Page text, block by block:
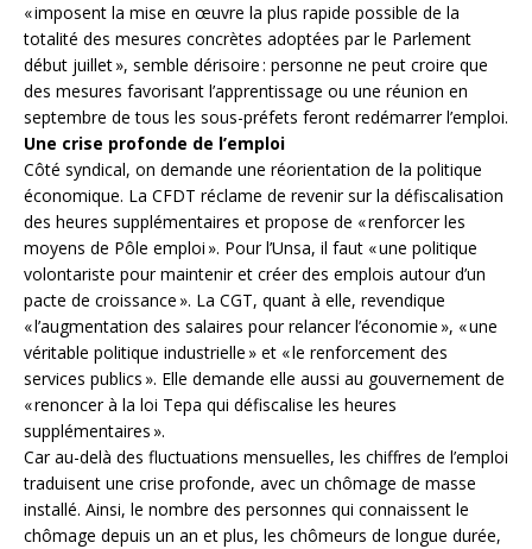
« imposent la mise en œuvre la plus rapide possible de la
totalité des mesures concrètes adoptées par le Parlement
début juillet », semble dérisoire : personne ne peut croire que
des mesures favorisant l’apprentissage ou une réunion en
septembre de tous les sous-préfets feront redémarrer l’emploi.
Une crise profonde de l’emploi
Côté syndical, on demande une réorientation de la politique
économique. La CFDT réclame de revenir sur la défiscalisation
des heures supplémentaires et propose de « renforcer les
moyens de Pôle emploi ». Pour l’Unsa, il faut « une politique
volontariste pour maintenir et créer des emplois autour d’un
pacte de croissance ». La CGT, quant à elle, revendique
« l’augmentation des salaires pour relancer l’économie », « une
véritable politique industrielle » et « le renforcement des
services publics ». Elle demande elle aussi au gouvernement de
« renoncer à la loi Tepa qui défiscalise les heures
supplémentaires ».
Car au-delà des fluctuations mensuelles, les chiffres de l’emploi
traduisent une crise profonde, avec un chômage de masse
installé. Ainsi, le nombre des personnes qui connaissent le
chômage depuis un an et plus, les chômeurs de longue durée,